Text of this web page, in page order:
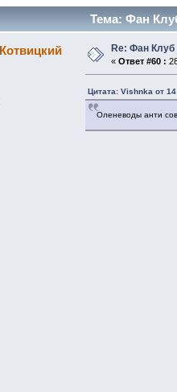
Тема: Фан
Re: Фан Клуб
«Ответ #60 :
Цитата: Vishnka от
Оленеводы анти